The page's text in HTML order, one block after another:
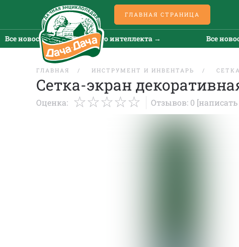
ГЛАВНАЯ СТРАНИЦА
новости искусственного интеллекта → Все
ГЛАВНАЯ ИНСТРУМЕНТ И ИНВЕНТАРЬ СЕТКА
Сетка-экран
Оценка: Отзывов: 0